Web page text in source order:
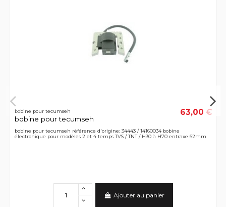
bobine pour tecumseh
bobine pour tecumseh
63,00 €
bobine pour tecumseh référence d'origine: 34443 / 14160034 bobine
électronique pour modèles 2 et 4 temps TVS / TNT / H30 à H70 entraxe 62mm
Ajouter au panier